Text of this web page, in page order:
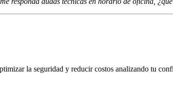
la seguridad y reducir costos analizando tu